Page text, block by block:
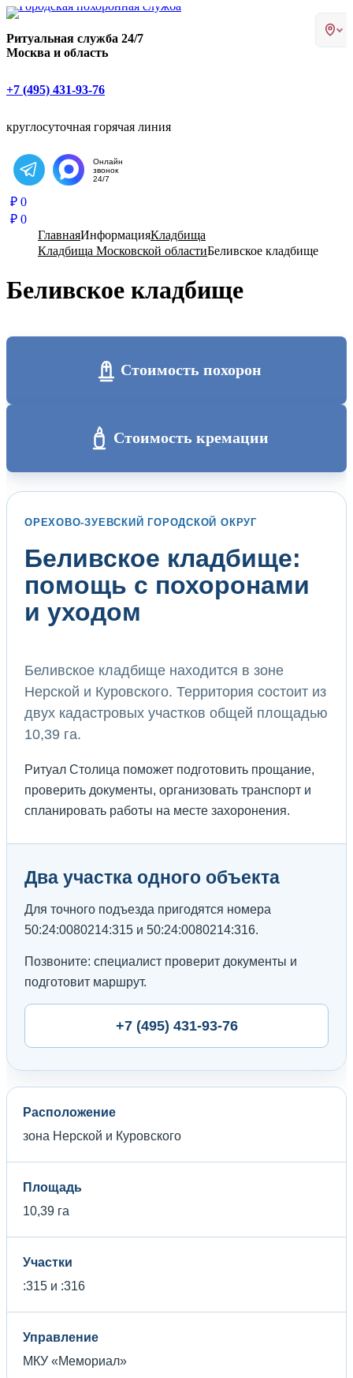
Ритуальная служба 24/7
Москва и область
+7 (495) 431-93-76
круглосуточная горячая линия
Написать в Telegram
Онлайн
звонок
24/7
₽ 0
₽ 0
ГлавнаяИнформацияКладбища
Кладбища Московской областиБеливское кладбище
Беливское кладбище
Стоимость похорон
Стоимость кремации
ОРЕХОВО-ЗУЕВСКИЙ ГОРОДСКОЙ ОКРУГ
Беливское кладбище:
помощь с похоронами
и уходом
Беливское кладбище находится в зоне
Нерской и Куровского. Территория состоит из
двух кадастровых участков общей площадью
10,39 га.
Ритуал Столица поможет подготовить прощание,
проверить документы, организовать транспорт и
спланировать работы на месте захоронения.
Два участка одного объекта
Для точного подъезда пригодятся номера
50:24:0080214:315 и 50:24:0080214:316.
Позвоните: специалист проверит документы и
подготовит маршрут.
+7 (495) 431-93-76
Расположение
зона Нерской и Куровского
Площадь
10,39 га
Участки
:315 и :316
Управление
МКУ «Мемориал»